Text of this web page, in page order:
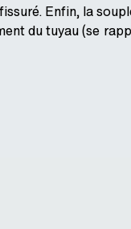
Enfin, la
du tuyau (se